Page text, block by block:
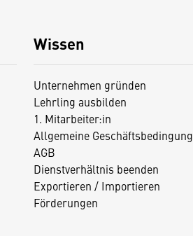
Wissen
Unternehmen gründen
Lehrling ausbilden
1. Mitarbeiter:in
Allgemeine
AGB
Dienstverhältnis beenden
Exportieren / Importieren
Förderungen